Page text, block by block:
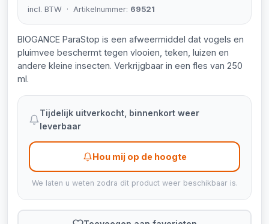
incl. BTW · Artikelnummer: 69521
BIOGANCE ParaStop is een afweermiddel dat vogels en
pluimvee beschermt tegen vlooien, teken, luizen en
andere kleine insecten. Verkrijgbaar in een fles van 250
ml.
Tijdelijk uitverkocht, binnenkort weer
leverbaar
Hou mij op de hoogte
We laten u weten zodra dit product weer beschikbaar is.